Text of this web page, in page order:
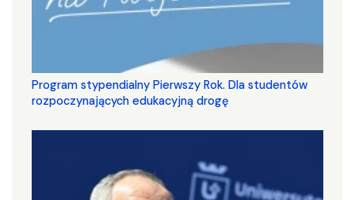
Program stypendialny Pierwszy Rok. Dla studentów
rozpoczynających edukacyjną drogę